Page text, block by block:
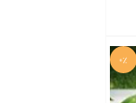
0%